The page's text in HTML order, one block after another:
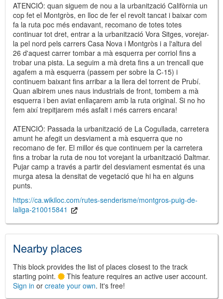
ATENCIÓ: quan siguem de nou a la urbanització Califòrnia un
cop fet el Montgròs, en lloc de fer el revolt tancat i baixar com
fa la ruta poc més endavant, recomano de totes totes
continuar tot dret, entrar a la urbanització Vora Sitges, vorejar-
la pel nord pels carrers Casa Nova i Montgròs i a l'altura del
26 d'aquest carrer tombar a mà esquerra per corriol fins a
trobar una pista. La seguim a mà dreta fins a un trencall que
agafem a mà esquerra (passem per sobre la C-15) i
continuem baixant fins arribar a la llera del torrent de Prubí.
Quan albirem unes naus industrials de front, tombem a mà
esquerra i ben aviat enllaçarem amb la ruta original. Si no ho
fem així trepitjarem més asfalt i més carrers encara!
ATENCIÓ: Passada la urbanització de La Cogullada, carretera
amunt he afegit un desviament a mà esquerra que no
recomano de fer. El millor és que continuem per la carretera
fins a trobar la ruta de nou tot vorejant la urbanització Daltmar.
Pujar camp a través a partir del desviament esmentat és una
murga atesa la densitat de vegetació que hi ha en alguns
punts.
https://ca.wikiloc.com/rutes-senderisme/montgros-puig-de-
laliga-210015841
Nearby places
This block provides the list of places closest to the track
starting point.
This feature requires an active user account.
Sign in or create your own. It's free!